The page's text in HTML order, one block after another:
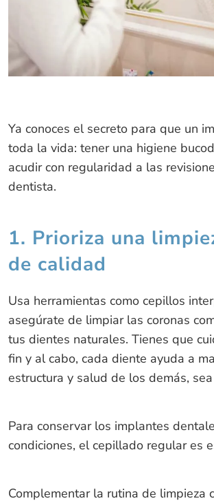
Ya conoces el secreto para que un
toda la vida: tener una higiene
acudir con regularidad a las
dentista.
1. Prioriza una
de calidad
Usa herramientas como cepillos
asegúrate de limpiar las coronas
tus dientes naturales. Tienes que
fin y al cabo, cada diente ayuda a
estructura y salud de los demás,
Para conservar los implantes
condiciones, el cepillado regular es
Complementar la rutina de limpieza